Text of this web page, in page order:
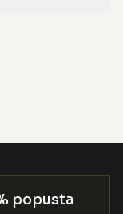
popusta